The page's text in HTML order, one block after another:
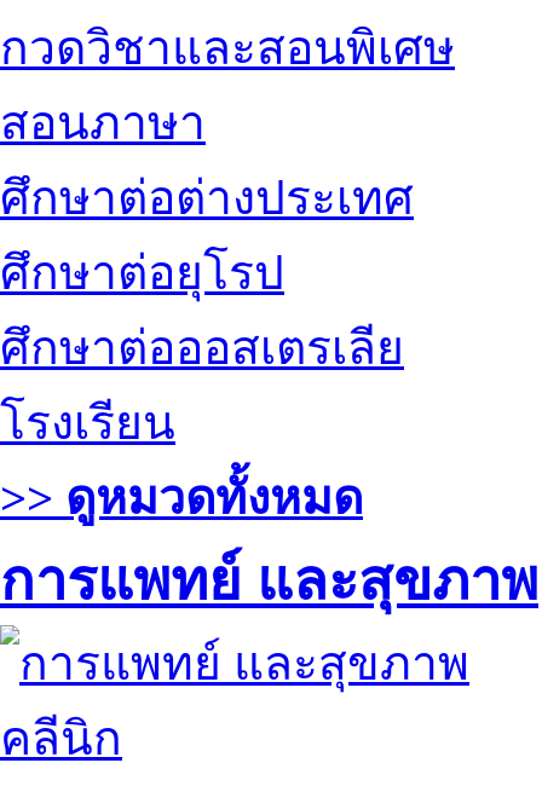
กวดวิชาและสอนพิเศษ
สอนภาษา
ศึกษาต่อต่างประเทศ
ศึกษาต่อยุโรป
ศึกษาต่อออสเตรเลีย
โรงเรียน
>> ดูหมวดทั้งหมด
การแพทย์ และสุขภาพ
คลีนิก